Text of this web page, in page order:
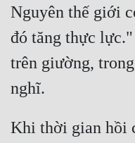
Nguyên thế giới
đó tăng thực
trên giường,
Khi thời gian hồi